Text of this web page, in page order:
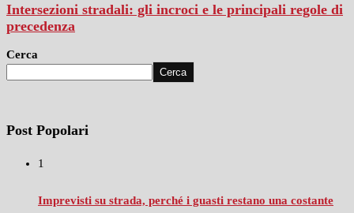
Intersezioni stradali: gli incroci e le principali regole di
precedenza
Cerca
Cerca
Post Popolari
1
Imprevisti su strada, perché i guasti restano una costante